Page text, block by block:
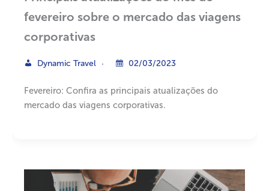
fevereiro sobre o mercado das viagens
corporativas
Dynamic Travel 02/03/2023
Fevereiro: Confira as principais atualizações do
mercado das viagens corporativas.